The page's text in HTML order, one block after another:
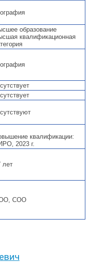
образование
квалификационная
квалификации:
2023 г.
лет
СОО